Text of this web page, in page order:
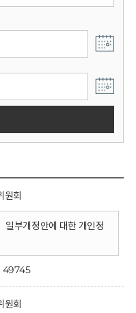
원회
일부개정안에 대한 개인정
49745
원회